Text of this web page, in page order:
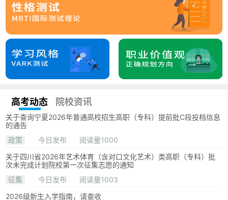
高考动态 院校资讯
关于查询宁夏2026年普通高校招生高职（专科）提前批C段投档信息
的通告
政策
今日发布
阅读量1000
关于四川省2026年艺术体育（含对口文化艺术）类高职（专科）批
次未完成计划院校第一次征集志愿的通知
征集
今日发布
阅读量1003
2026级新生入学指南，请查收